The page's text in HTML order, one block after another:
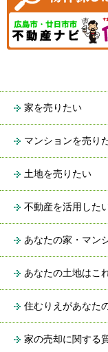
家を売りたい
マンションを売り
土地を売りたい
不動産を活用した
あなたの家・マン
あなたの土地はこ
住むりえがあなた
家の売却に関する